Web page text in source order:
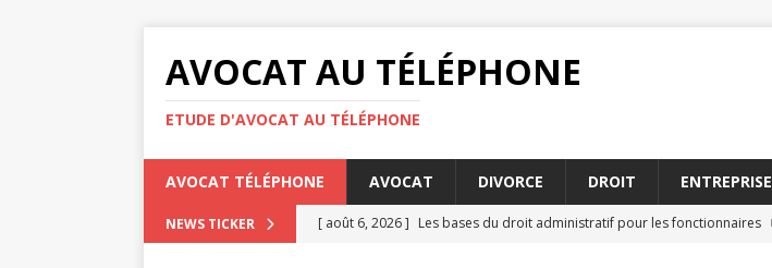
AVOCAT AU TÉLÉPHONE
ETUDE D'AVOCAT AU TÉLÉPHONE
AVOCAT TÉLÉPHONE AVOCAT DIVORCE DROIT ENTREPRISE
NEWS TICKER [ août 6, 2026 ] Les bases du droit administratif pour les fonctionnaires